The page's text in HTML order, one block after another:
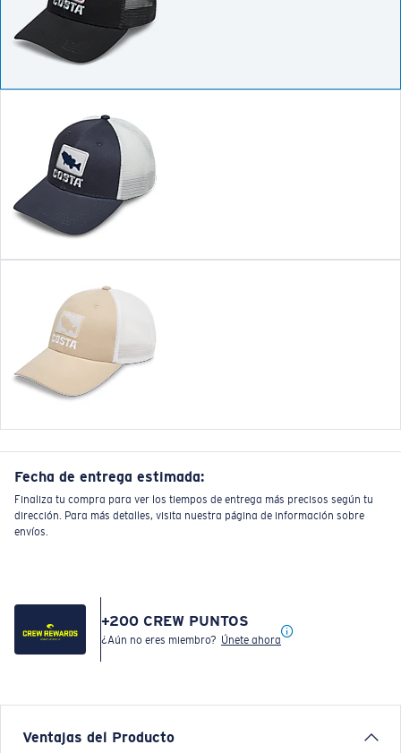
Fecha de entrega estimada:
Finaliza tu compra para ver los tiempos de entrega más precisos según tu
dirección. Para más detalles, visita nuestra página de información sobre
envíos.
+200 CREW PUNTOS
¿Aún no eres miembro? Únete ahora
Ventajas del Producto